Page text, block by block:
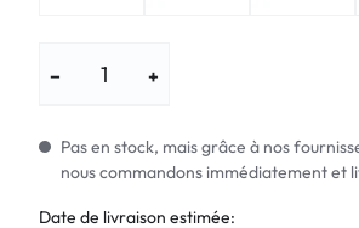
− +
Pas en stock, mais grâce à nos
nous commandons immédiatement et
Date de livraison estimée: